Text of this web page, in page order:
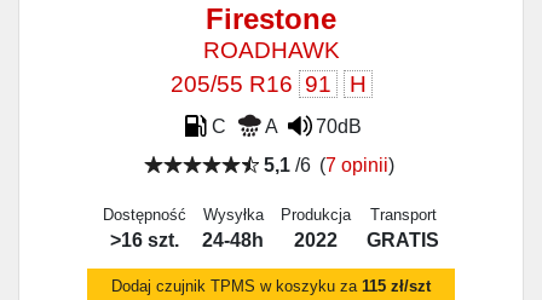
Firestone
ROADHAWK
205/55 R16 91 H
C A
70dB
5,1 /6 (7 opinii)
Dostępność
>16 szt.
Wysyłka
24-48h
Produkcja
2022
Transport
GRATIS
Dodaj czujnik TPMS w koszyku za 115 zł/szt